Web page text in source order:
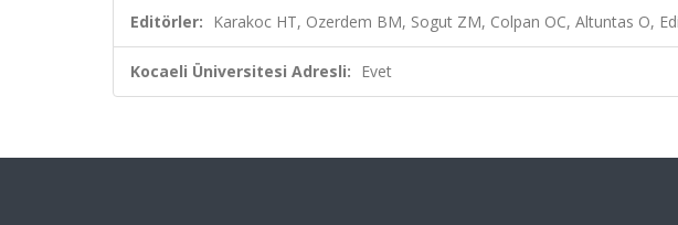
Editörler: Karakoc HT, Ozerdem BM, Sogut ZM, Colpan OC, Altuntas O,
Kocaeli Üniversitesi Adresli: Evet